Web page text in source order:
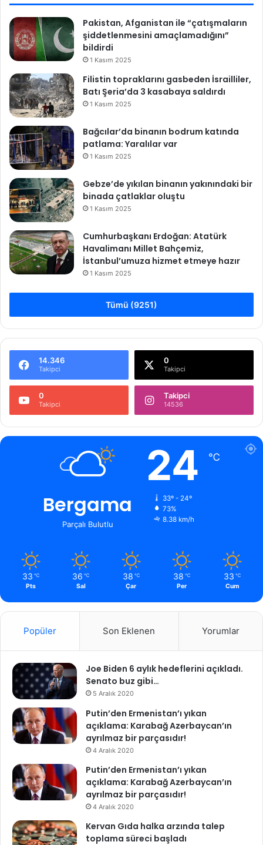
Pakistan, Afganistan ile “çatışmaların
şiddetlenmesini amaçlamadığını”
bildirdi
1 Kasım 2025
Filistin topraklarını gasbeden İsrailliler,
Batı Şeria’da 3 kasabaya saldırdı
1 Kasım 2025
Bağcılar’da binanın bodrum katında
patlama: Yaralılar var
1 Kasım 2025
Gebze’de yıkılan binanın yakınındaki bir
binada çatlaklar oluştu
1 Kasım 2025
Cumhurbaşkanı Erdoğan: Atatürk
Havalimanı Millet Bahçemiz,
İstanbul’umuza hizmet etmeye hazır
1 Kasım 2025
Tümü (9251)
14.346
Takipci
0
Takipci
0
Takipci
Takipci
14536
Bergama
Parçalı Bulutlu
24 ℃
33º - 24º
73%
8.38 km/h
33 ℃
Pts
36 ℃
Sal
38 ℃
Çar
38 ℃
Per
33 ℃
Cum
Popüler Son Eklenen Yorumlar
Joe Biden 6 aylık hedeflerini açıkladı.
Senato buz gibi…
5 Aralık 2020
Putin’den Ermenistan’ı yıkan
açıklama: Karabağ Azerbaycan’ın
ayrılmaz bir parçasıdır!
4 Aralık 2020
Putin’den Ermenistan’ı yıkan
açıklama: Karabağ Azerbaycan’ın
ayrılmaz bir parçasıdır!
4 Aralık 2020
Kervan Gıda halka arzında talep
toplama süreci başladı